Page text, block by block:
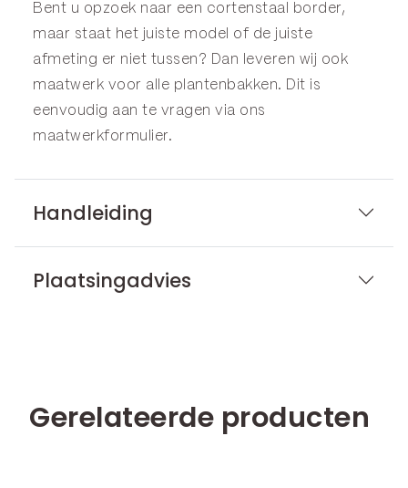
Bent u opzoek naar een cortenstaal border,
maar staat het juiste model of de juiste
afmeting er niet tussen? Dan leveren wij ook
maatwerk voor alle plantenbakken. Dit is
eenvoudig aan te vragen via ons
maatwerkformulier.
Handleiding
Plaatsingadvies
Gerelateerde producten